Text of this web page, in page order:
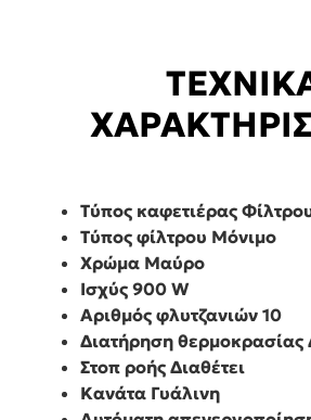
Τύπος καφετιέρας
Τύπος φίλτρου Μόνιμο
Χρώμα Μαύρο
Ισχύς 900 W
Αριθμός φλυτζανιών 10
Διατήρηση θερμοκρασίας
Στοπ ροής Διαθέτει
Κανάτα Γυάλινη